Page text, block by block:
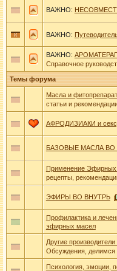
ВАЖНО:
ВАЖНО:
ВАЖНО:
Справочное
Темы форума
Масла и
статьи и
АФРОДИЗИАКИ и
БАЗОВЫЕ МАСЛА ВО
Применение
рецепты,
ЭФИРЫ ВО ВНУТРЬ
Профилактика и
эфирных масел
Другие производители
Обсуждения, делимся
Психология, эмоции,